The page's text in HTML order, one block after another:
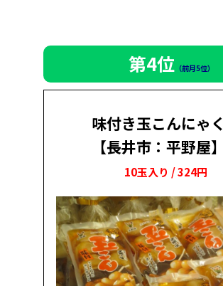
第4位（前月5位）
味付き玉こんにゃく
【長井市：平野屋】
10玉入り / 324円